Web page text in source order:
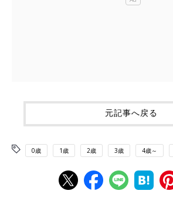
元記事へ戻る
0歳 1歳 2歳 3歳 4歳～